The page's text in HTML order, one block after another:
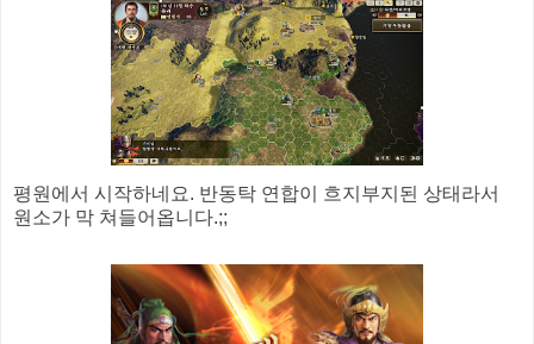
평원에서 시작하네요. 반동탁 연합이 흐지부지된 상태라서
원소가 막 쳐들어옵니다.;;